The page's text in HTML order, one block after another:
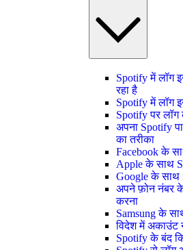
Spotify में लॉग
रहा है
Spotify में लॉग
Spotify पर
अपना Spotify
का तरीका
Facebook के
Apple के साथ
Google के साथ
अपने फ़ोन नंबर
करना
Samsung के
विदेश में अकाउंट
Spotify के बंद